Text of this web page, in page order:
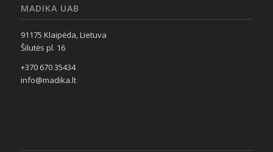
MADIKA UAB
91175 Klaipėda, Lietuva
Šilutės pl. 16
+370 670 35434
info@madika.lt